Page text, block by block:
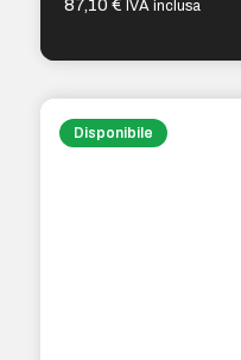
87,10€ IVA inclusa
Disponibile